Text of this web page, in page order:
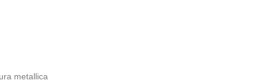
metallica